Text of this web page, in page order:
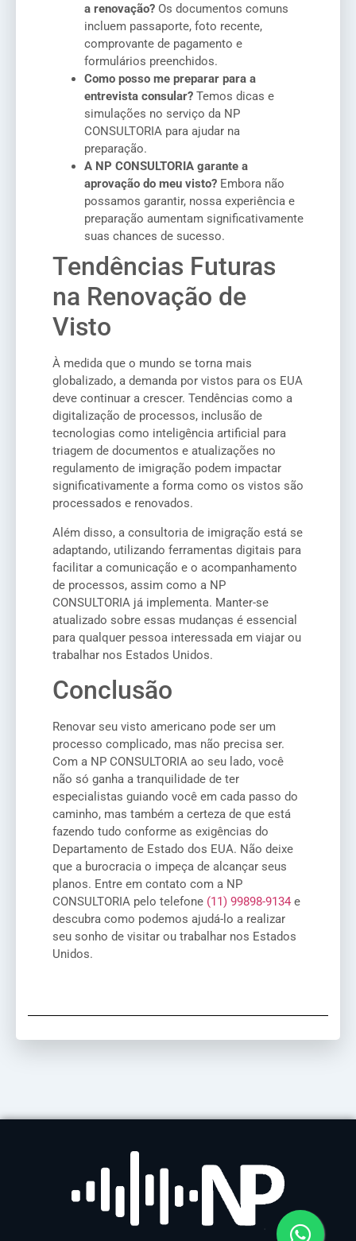
a renovação? Os documentos comuns
incluem passaporte, foto recente,
comprovante de pagamento e
formulários preenchidos.
Como posso me preparar para a
entrevista consular? Temos dicas e
simulações no serviço da NP
CONSULTORIA para ajudar na
preparação.
A NP CONSULTORIA garante a
aprovação do meu visto? Embora não
possamos garantir, nossa experiência e
preparação aumentam significativamente
suas chances de sucesso.
Tendências Futuras
na Renovação de
Visto
À medida que o mundo se torna mais
globalizado, a demanda por vistos para os EUA
deve continuar a crescer. Tendências como a
digitalização de processos, inclusão de
tecnologias como inteligência artificial para
triagem de documentos e atualizações no
regulamento de imigração podem impactar
significativamente a forma como os vistos são
processados e renovados.
Além disso, a consultoria de imigração está se
adaptando, utilizando ferramentas digitais para
facilitar a comunicação e o acompanhamento
de processos, assim como a NP
CONSULTORIA já implementa. Manter-se
atualizado sobre essas mudanças é essencial
para qualquer pessoa interessada em viajar ou
trabalhar nos Estados Unidos.
Conclusão
Renovar seu visto americano pode ser um
processo complicado, mas não precisa ser.
Com a NP CONSULTORIA ao seu lado, você
não só ganha a tranquilidade de ter
especialistas guiando você em cada passo do
caminho, mas também a certeza de que está
fazendo tudo conforme as exigências do
Departamento de Estado dos EUA. Não deixe
que a burocracia o impeça de alcançar seus
planos. Entre em contato com a NP
CONSULTORIA pelo telefone (11) 99898-9134 e
descubra como podemos ajudá-lo a realizar
seu sonho de visitar ou trabalhar nos Estados
Unidos.